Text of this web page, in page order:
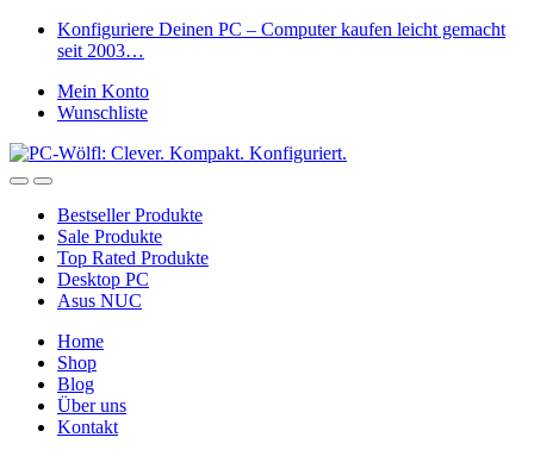
Skip
Skip
Konfiguriere Deinen PC – Computer kaufen leicht gemacht
seit 2003…
Mein Konto
Wunschliste
OpenClose
Bestseller Produkte
Sale Produkte
Top Rated Produkte
Desktop PC
Asus NUC
Home
Shop
Blog
Über uns
Kontakt